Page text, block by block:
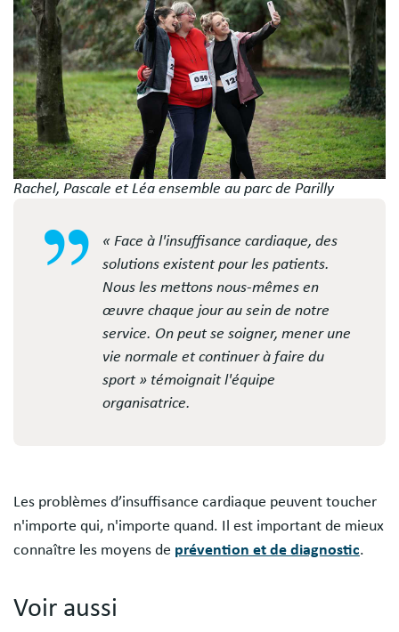
Rachel, Pascale et Léa ensemble au parc de Parilly
« Face à l'insuffisance cardiaque, des
solutions existent pour les patients.
Nous les mettons nous-mêmes en
œuvre chaque jour au sein de notre
service. On peut se soigner, mener une
vie normale et continuer à faire du
sport » témoignait l'équipe
organisatrice.
Les problèmes d’insuffisance cardiaque peuvent toucher
n'importe qui, n'importe quand. Il est important de mieux
connaître les moyens de prévention et de diagnostic.
Voir aussi